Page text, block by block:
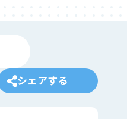
シェアする